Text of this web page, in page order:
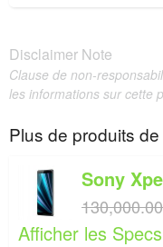
Disclaimer Note
Clause de non-
les informations sur cette
Plus de produits de
Sony
Afficher les